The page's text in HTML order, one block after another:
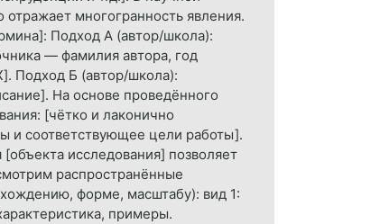
многогранность явления.
Подход А (автор/школа):
— фамилия автора, год
Подход Б (автор/школа):
На основе проведённого
[чётко и лаконично
и соответствующее цели работы].
исследования] позволяет
распространённые
форме, масштабу): вид 1:
примеры.